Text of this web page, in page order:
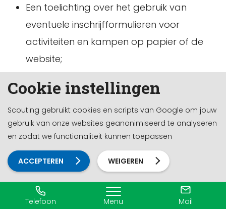
Cookie instellingen
Scouting gebruikt cookies en scripts van Google om jouw
gebruik van onze websites geanonimiseerd te analyseren
en zodat we functionaliteit kunnen toepassen
ACCEPTEREN WEIGEREN
Een toelichting over het gebruik van
eventuele inschrijfformulieren voor
activiteiten en kampen op papier of de
website;
Een toelichting over het gebruik van
gezondheidsformulieren en/of registratie
van bijzondere persoonsgegevens;
Een toelichting over het gebruik van
andere systemen dan Scouts Online en
bovengenoemd, bijvoorbeeld voor de
financiën, cookies op de website en een e-
mailnieuwsbrief;
Telefoon Menu Mail